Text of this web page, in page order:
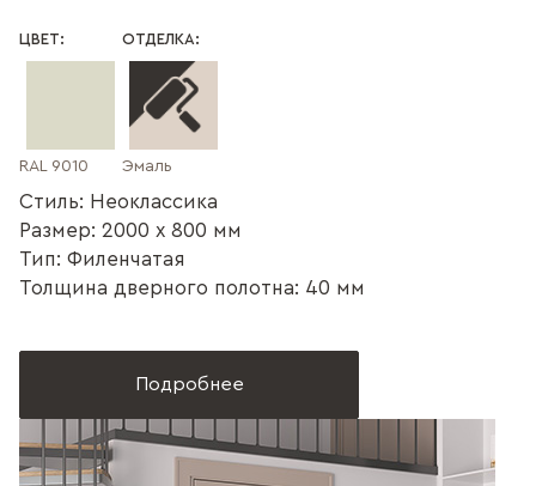
ЦВЕТ:
RAL 9010
ОТДЕЛКА:
Эмаль
Стиль: Неоклассика
Размер: 2000 x 800 мм
Тип: Филенчатая
Толщина дверного полотна: 40 мм
Подробнее